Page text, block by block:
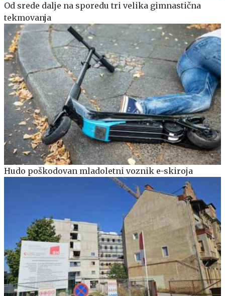
Od srede dalje na sporedu tri velika gimnastična
tekmovanja
Hudo poškodovan mladoletni voznik e-skiroja